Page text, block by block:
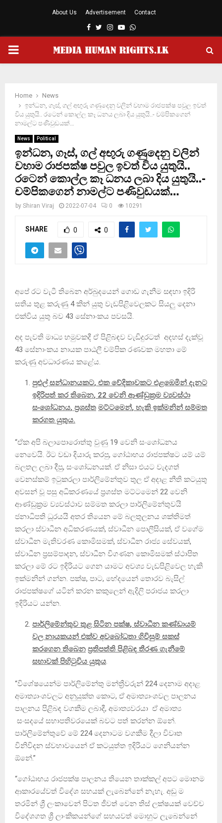
About Us Advertisement Contact
Facebook
TwitterInstagram
YoutubeWhatsapp
PRIMARY
Home
News
ඉන්ධන, ගෑස්, ගල් අඟුරු ගණුදෙනු වලින් වහාම රාජපක්ෂ පවුල ඉවත්
විය යුතුයි.. රටෙන් කොල්ල කෑ ධනය ලබා දිය යුතුයි..- චම්පිකගෙන්
නාමල්ට පණිවුඩයක්…
News Political
ඉන්ධන, ගෑස්, ගල් අඟුරු ගණුදෙනු වලින්
වහාම රාජපක්ෂ පවුල ඉවත් විය යුතුයි..
රටෙන් කොල්ල කෑ ධනය ලබා දිය යුතුයි..-
චම්පිකගෙන් නාමල්ට පණිවුඩයක්…
by Shiran Viraj 2022-07-04 0 10291
SHARE 0 0
අපේ රට වැටී තිබෙන අර්බුදයෙන් ගොඩ ගැනීම සඳහා ඉදිරි
සතිය තුළ කරුණු 4 කින් යුතු වැඩපිළිවෙලකට සියලු දෙනා
එක්විය යුතු බව 43 සේනාංකය පවසයි.
අද පැවති මාධ්‍ය හමුවකදී ඒ පිළිබඳව වැඩිදුරටත් අදහස් දැක්වූ
43 සේනාංකය නායක පාඨලී චම්පික රණවක මහතා මේ
කරුණු අවධාරණය කළේය.
පුළුල් සන්ධානයකට, එක වේදිකාවකට එළඹෙමින් දැනට
ඉදිරිපත් කර තිබෙන, 22 වෙනි ආණ්ඩුක්‍රම ව්‍යවස්ථා
සංශෝධනය, ප්‍රශස්ත මට්ටමෙන්, හැකි ඉක්මනින් සම්මත
කරගත යුතුය.
“ඒක අපි බලාපොරොත්තු වුණු 19 වෙනි සංශෝධනය
නෙවෙයි. ඊට වඩා දියාරු කරපු, ගෝඨාභය රාජපක්ෂට යම් යම්
බලතල ලබා දීපු, සංශෝධනයක්. ඒ නිසා එයට වැදගත්
වෙනස්කම් ඉටුකරලා පාර්ලිමේන්තුව තුල ඒ අදාළ නීති කටයුතු
අවසන් වූ පසු අධිකරණයේ ප්‍රශස්ත මට්ටමෙන් 22 වෙනි
ආණ්ඩුක්‍රම ව්‍යවස්ථාව සම්මත කරලා පාර්ලිමේන්තුවයි
ජනාධිපති ධූරයයි අතර තියෙන මේ බලතුලනය ශක්තිමත්
කරලා ස්වාධීන අධිකරණයක්, ස්වාධීන පොලීසියක්, ඒ වගේම
ස්වාධීන මැතිවරණ කොමිසමක්, ස්වාධීන රාජ්‍ය සේවයක්,
ස්වාධීන ප්‍රසම්පාදන, ස්වාධීන විගණන කොමිසමක් ස්ථාපිත
කරලා මේ රට ඉදිරියට ගෙන යාමට අවශ්‍ය වැඩපිළිවෙල හැකි
ඉක්මනින් ගන්න. පක්ෂ, පාට, භේදයෙන් තොරව බැසිල්
රාජපක්ෂගේ යටින් කරන කකුලෙන් ඇදිලි පරාජය කරලා
ඉදිරියට යන්න.
පාර්ලිමේන්තුව තුළ සිටින පක්ෂ, ස්වාධීන කණ්ඩායම්
වල නායකයන් එක්ව අවබෝධතා ගිවිසුම් සකස්
කරගෙන තිබෙන ප්‍රතිපත්ති පිළිබඳ තීරණ ගැනීමේ
සභාවක් පිහිටුවිය යුතුය
“විශේෂයෙන්ම පාර්ලිමේන්තු මන්ත්‍රීවරුන් 224 දෙනාම අදාළ
අමාත්‍යාංශවලට අනුයුක්ත කොට, ඒ අමාත්‍යාංශවල පාලනය
පාලනය පිළිබඳ වගකීම ලබාදී, අමාත්‍යවරයා ඒ අමාත්‍ය
සංසදයේ සභාපතිවරයෙක් බවට පත් කරන්න ඕනේ.
පාර්ලිමේන්තුවේ මේ 224 දෙනාටම වගකීම දීලා විවෘත
විනිවිදන ස්වභාවයෙන් ඒ කටයුත්ත ඉදිරියට ගෙනියන්න
ඕනේ.”
“ගෝඨාභය රාජපක්ෂ පාලනය තියෙන තාක්කල් අපට මොනම
ආකාරයේවත් විදේශ සහයක් ලැබෙන්නේ නැහැ. අඩු ම
තරමින් ශ්‍රී ලංකාවෙන් පිටත ජීවත් වෙන තිස් ලක්ෂයක් වෙච්ච
විදේශගත ශ්‍රී ලාංකිකයන්ගේ සහයවත් මොහුට ලැබෙන්නේ